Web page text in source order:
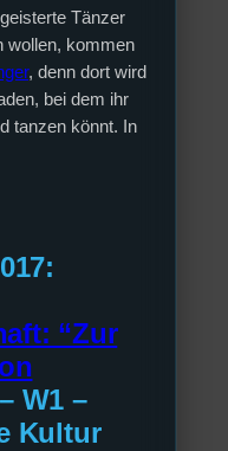
Tänzer
wollen, kommen
, denn dort wird
bei dem ihr
tanzen könnt. In
“Zur
W1 –
Kultur